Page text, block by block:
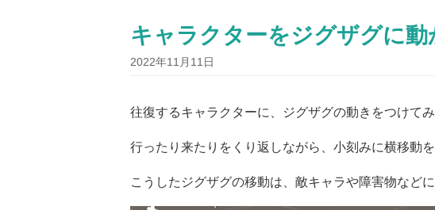
キャラクターをジグザグに動
2022年11月11日
往復するキャラクターに、ジグザグの動きをつけてみ
行ったり来たりをくり返しながら、小刻みに横移動を
こうしたジグザグの移動は、敵キャラや障害物など